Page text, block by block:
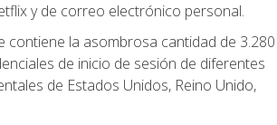
y de correo electrónico personal.
la asombrosa cantidad de 3.280
de inicio de sesión de diferentes
de Estados Unidos, Reino Unido,